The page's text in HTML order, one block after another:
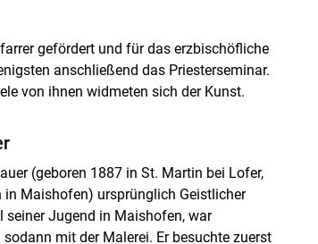
gefördert und für das erzbischöfliche
anschließend das Priesterseminar.
von ihnen widmeten sich der Kunst.
(geboren 1887 in St. Martin bei Lofer,
in Maishofen) ursprünglich Geistlicher
seiner Jugend in Maishofen, war
mit der Malerei. Er besuchte zuerst